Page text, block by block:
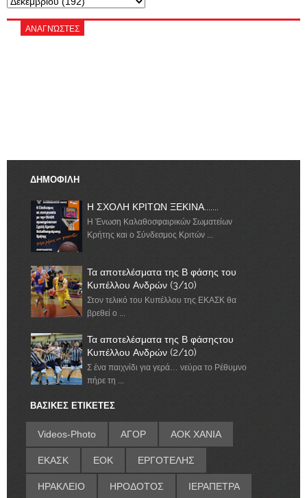
ΑΝΑΓΝΏΣΤΕΣ
ΔΗΜΟΦΙΛΗ
Η ΣΧΟΛΗ ΚΡΙΤΩΝ ΞΕΚΙΝΑ.......
Η Ένωση Καλαθοσφαιρικών Σωματείων
Κρήτης και ο Σύνδεσμος Κριτών ...
Τα αποτελέσματα της Β φάσης του
Κυπέλλου Ανδρών (3/10)
Στον τελικό του Κυπέλλου της ΕΚΑΣΚ θα
βρεθεί ο ...
Τα αποτελέσματα της Β φάσηςτου
Κυπέλλου Ανδρών (2/10)
Σ ένα παιχνίδι για γερά… νεύρα το Ρέθυμνο
πήρε τη ...
ΒΑΣΙΚΕΣ ΕΤΙΚΕΤΕΣ
Videos-Photo ΑΓΟΡ ΑΟΚ ΧΑΝΙΑ
ΕΚΑΣΚ ΕΟΚ ΕΡΓΟΤΕΛΗΣ
ΗΡΑΚΛΕΙΟ ΗΡΟΔΟΤΟΣ ΙΕΡΑΠΕΤΡΑ